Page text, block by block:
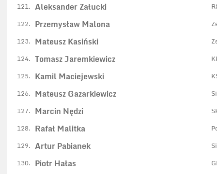
121. Aleksander Załucki
122. Przemysław Malona
123. Mateusz Kasiński
124. Tomasz Jaremkiewicz
125. Kamil Maciejewski
126. Mateusz Gazarkiewicz
127. Marcin Nędzi
128. Rafał Malitka
129. Artur Pabianek
130. Piotr Hałas